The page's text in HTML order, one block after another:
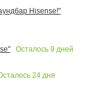
Hisense!"
Осталось 9 дней
24 дня